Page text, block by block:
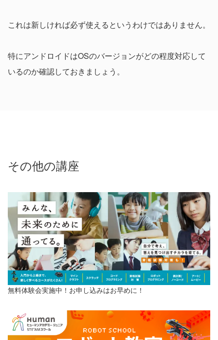
これは新しければ必ず使えるというわけではありません。
特にアンドロイドはOSのバージョンがどの程度対応して
いるのか確認しておきましょう。
その他の講座
無料体験会実施中！お申し込みはお早めに！